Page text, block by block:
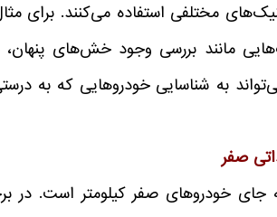
مختلفی استفاده می‌کنند. برای
مانند بررسی وجود خش‌های
به شناسایی خودروهایی که به
صفر
جای خودروهای صفر کیلومتر است. در